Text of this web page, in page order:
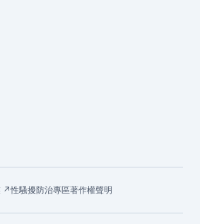
↗性騷擾防治專區著作權聲明